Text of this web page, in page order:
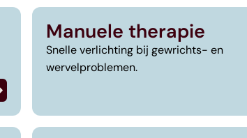
Manuele therapie
Snelle verlichting bij gewrichts- en
wervelproblemen.